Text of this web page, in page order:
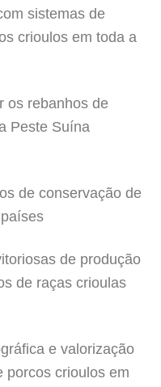
sistemas de
crioulos em toda a
os rebanhos de
Peste Suína
de conservação de
de produção
de raças crioulas
e valorização
porcos crioulos em